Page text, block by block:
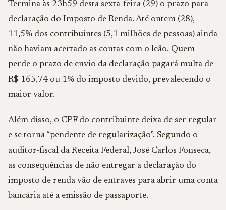
Termina às 23h59 desta sexta-feira (29) o prazo para
declaração do Imposto de Renda. Até ontem (28),
11,5% dos contribuintes (5,1 milhões de pessoas) ainda
não haviam acertado as contas com o leão. Quem
perde o prazo de envio da declaração pagará multa de
R$ 165,74 ou 1% do imposto devido, prevalecendo o
maior valor.
Além disso, o CPF do contribuinte deixa de ser regular
e se torna “pendente de regularização”. Segundo o
auditor-fiscal da Receita Federal, José Carlos Fonseca,
as consequências de não entregar a declaração do
imposto de renda vão de entraves para abrir uma conta
bancária até a emissão de passaporte.